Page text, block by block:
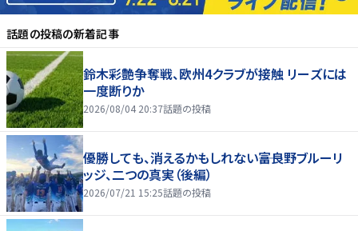
話題の投稿の新着記事
鈴木彩艶争奪戦、欧州4クラブが接触 リーズには
一度断りか
2026/08/04 20:37話題の投稿
優勝しても、消えるかもしれない――富良野ブルーリ
ッジ、二つの真実（後編）
2026/07/21 15:25話題の投稿